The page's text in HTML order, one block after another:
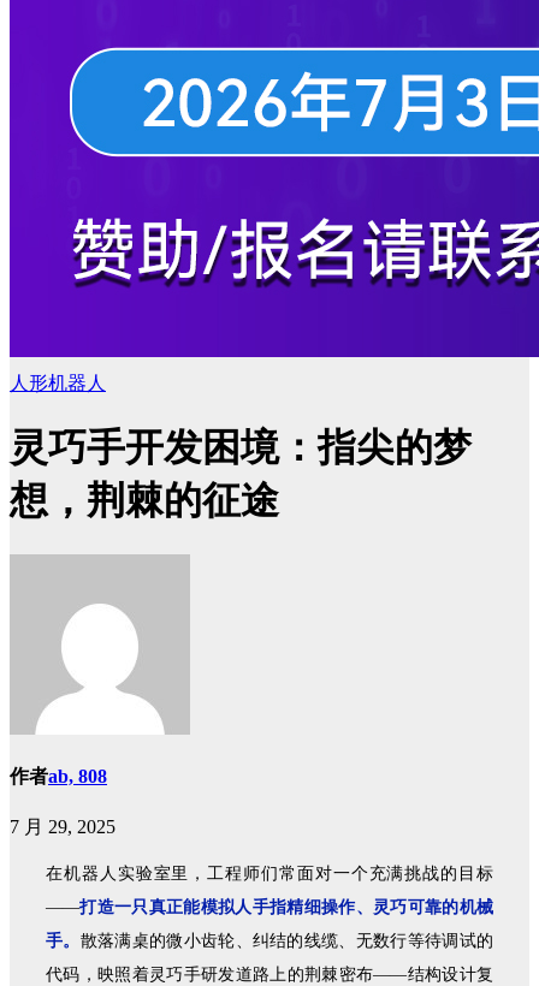
人形机器人
灵巧手开发困境：指尖的梦
想，荆棘的征途
作者ab, 808
7 月 29, 2025
在机器人实验室里，工程师们常面对一个充满挑战的目标
——打造一只真正能模拟人手指精细操作、灵巧可靠的机械
手。 散落满桌的微小齿轮、纠结的线缆、无数行等待调试的
代码，映照着灵巧手研发道路上的荆棘密布——结构设计复